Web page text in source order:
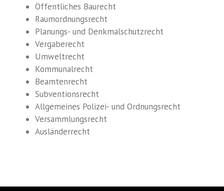
Öffentliches Baurecht
Raumordnungsrecht
Planungs- und Denkmalschutzrecht
Vergaberecht
Umweltrecht
Kommunalrecht
Beamtenrecht
Subventionsrecht
Allgemeines Polizei- und Ordnungsrecht
Versammlungsrecht
Ausländerrecht